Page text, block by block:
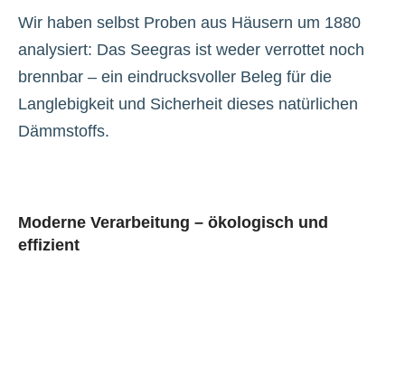
Wir haben selbst Proben aus Häusern um 1880
analysiert: Das Seegras ist weder verrottet noch
brennbar – ein eindrucksvoller Beleg für die
Langlebigkeit und Sicherheit dieses natürlichen
Dämmstoffs.
Moderne Verarbeitung – ökologisch und
effizient